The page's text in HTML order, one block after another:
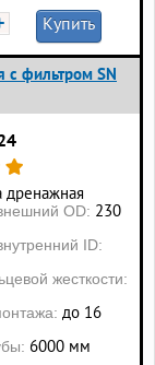
Купить
фильтром SN
дренажная
OD: 230
ID:
жесткости:
до 16
6000 мм